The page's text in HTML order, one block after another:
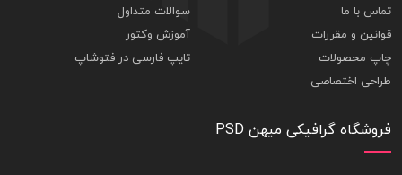
تماس با ما
قوانین و مقررات
چاپ محصولات
طراحی اختصاصی
سوالات متداول
آموزش وکتور
تایپ فارسی در فتوشاپ
فروشگاه گرافیکی میهن PSD